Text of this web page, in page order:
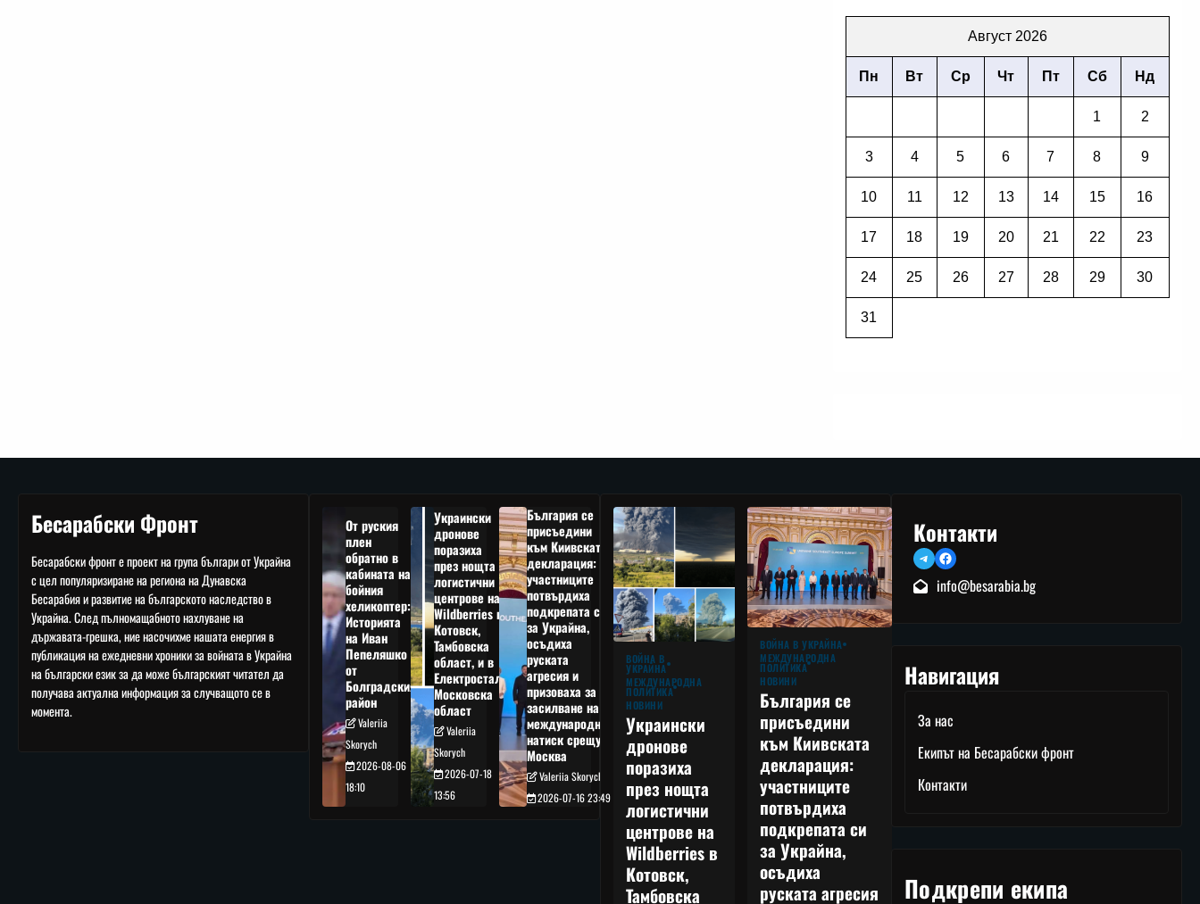
Август 2026
Пн Вт Ср Чт Пт Сб Нд
1 2
3 4 5 6 7 8 9
10 11 12 13 14 15 16
17 18 19 20 21 22 23
24 25 26 27 28 29 30
31
Бесарабски Фронт
Бесарабски фронт е проект на група българи от Украйна
с цел популяризиране на региона на Дунавска
Бесарабия и развитие на българското наследство в
Украйна. След пълномащабното нахлуване на
държавата-грешка, ние насочихме нашата енергия в
публикация на ежедневни хроники за войната в Украйна
на български език за да може българският читател да
получава актуална информация за случващото се в
момента.
От руския
плен
обратно в
кабината на
бойния
хеликоптер:
Историята
на Иван
Пепеляшко
от
Болградския
район
Valeriia
Skorych
2026-08-06
18:10
Украински
дронове
поразиха
през нощта
логистични
центрове на
Wildberries в
Котовск,
Тамбовска
област, и в
Електростал,
Московска
област
Valeriia
Skorych
2026-07-18
13:56
България се
присъедини
към Киивската
декларация:
участниците
потвърдиха
подкрепата си
за Украйна,
осъдиха
руската
агресия и
призоваха за
засилване на
международния
натиск срещу
Москва
Valeriia Skorych
2026-07-16 23:49
ВОЙНА В
УКРАЙНА
МЕЖДУНАРОДНА
ПОЛИТИКА
НОВИНИ
Украински
дронове
поразиха
през нощта
логистични
центрове на
Wildberries в
Котовск,
Тамбовска
ВОЙНА В УКРАЙНА
МЕЖДУНАРОДНА
ПОЛИТИКА
НОВИНИ
България се
присъедини
към Киивската
декларация:
участниците
потвърдиха
подкрепата си
за Украйна,
осъдиха
руската агресия
Контакти
TelegramFacebook
info@besarabia.bg
Навигация
За нас
Екипът на Бесарабски фронт
Контакти
Подкрепи екипа